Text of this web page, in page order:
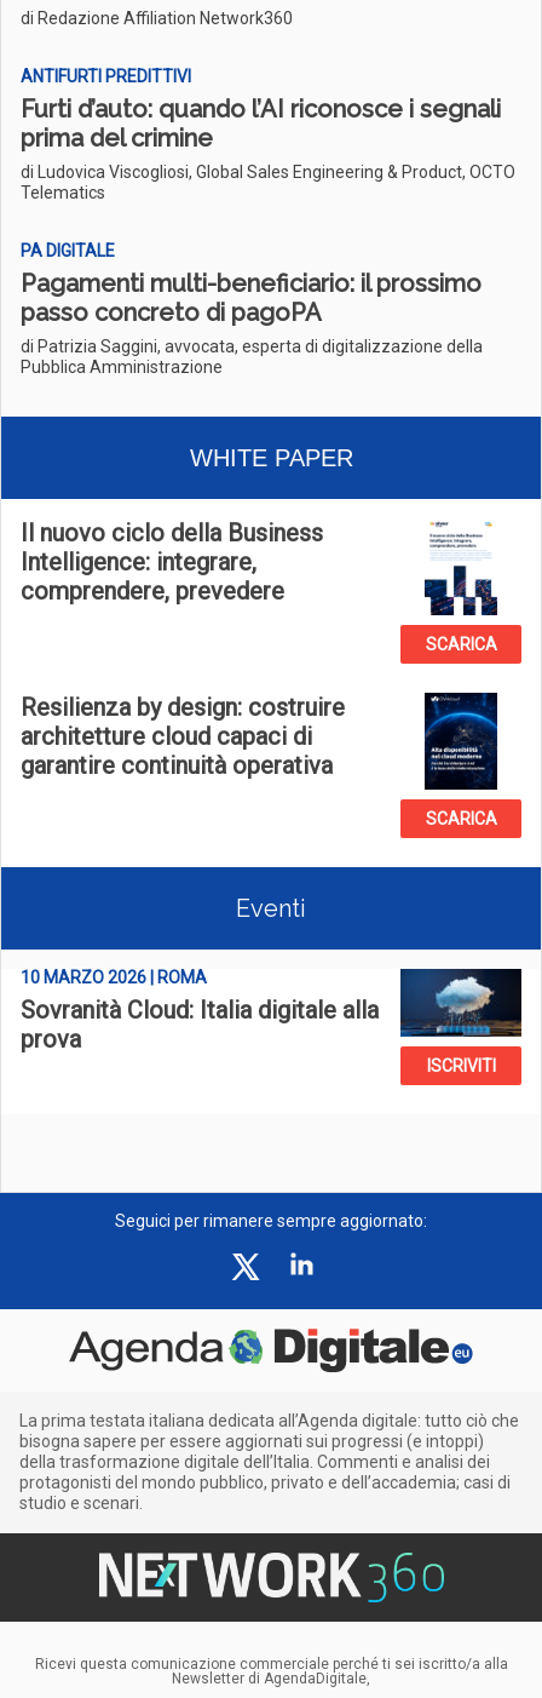
di Redazione Affiliation Network360
ANTIFURTI PREDITTIVI
Furti d’auto: quando l’AI riconosce i segnali
prima del crimine
di Ludovica Viscogliosi, Global Sales Engineering & Product, OCTO
Telematics
PA DIGITALE
Pagamenti multi-beneficiario: il prossimo
passo concreto di pagoPA
di Patrizia Saggini, avvocata, esperta di digitalizzazione della
Pubblica Amministrazione
WHITE PAPER
Il nuovo ciclo della Business
Intelligence: integrare,
comprendere, prevedere
SCARICA
Resilienza by design: costruire
architetture cloud capaci di
garantire continuità operativa
SCARICA
Eventi
10 MARZO 2026 | ROMA
Sovranità Cloud: Italia digitale alla
prova
ISCRIVITI
Seguici per rimanere sempre aggiornato:
La prima testata italiana dedicata all’Agenda digitale: tutto ciò che
bisogna sapere per essere aggiornati sui progressi (e intoppi)
della trasformazione digitale dell’Italia. Commenti e analisi dei
protagonisti del mondo pubblico, privato e dell’accademia; casi di
studio e scenari.
Ricevi questa comunicazione commerciale perché ti sei iscritto/a alla
Newsletter di AgendaDigitale,